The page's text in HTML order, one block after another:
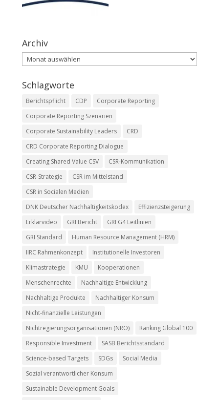
Archiv
Archiv
Schlagworte
Berichtspflicht CDP
Corporate Reporting
Corporate Reporting Szenarien
Corporate Sustainability Leaders
CRD
CRD Corporate Reporting Dialogue
Creating Shared Value CSV
CSR-Kommunikation
CSR-Strategie
CSR im Mittelstand
CSR in Socialen Medien
DNK Deutscher Nachhaltigkeitskodex
Effizienzsteigerung
Erklärvideo
GRI Bericht
GRI G4 Leitlinien
GRI Standard
Human Resource Management (HRM)
IIRC Rahmenkonzept
Institutionelle Investoren
Klimastrategie
KMU
Kooperationen
Menschenrechte
Nachhaltige Entwicklung
Nachhaltige Produkte
Nachhaltiger Konsum
Nicht-finanzielle Leistungen
Nichtregierungsorganisationen (NRO)
Ranking Global 100
Responsible Investment
SASB Berichtsstandard
Science-based Targets
SDGs
Social Media
Sozial verantwortlicher Konsum
Sustainable Development Goals